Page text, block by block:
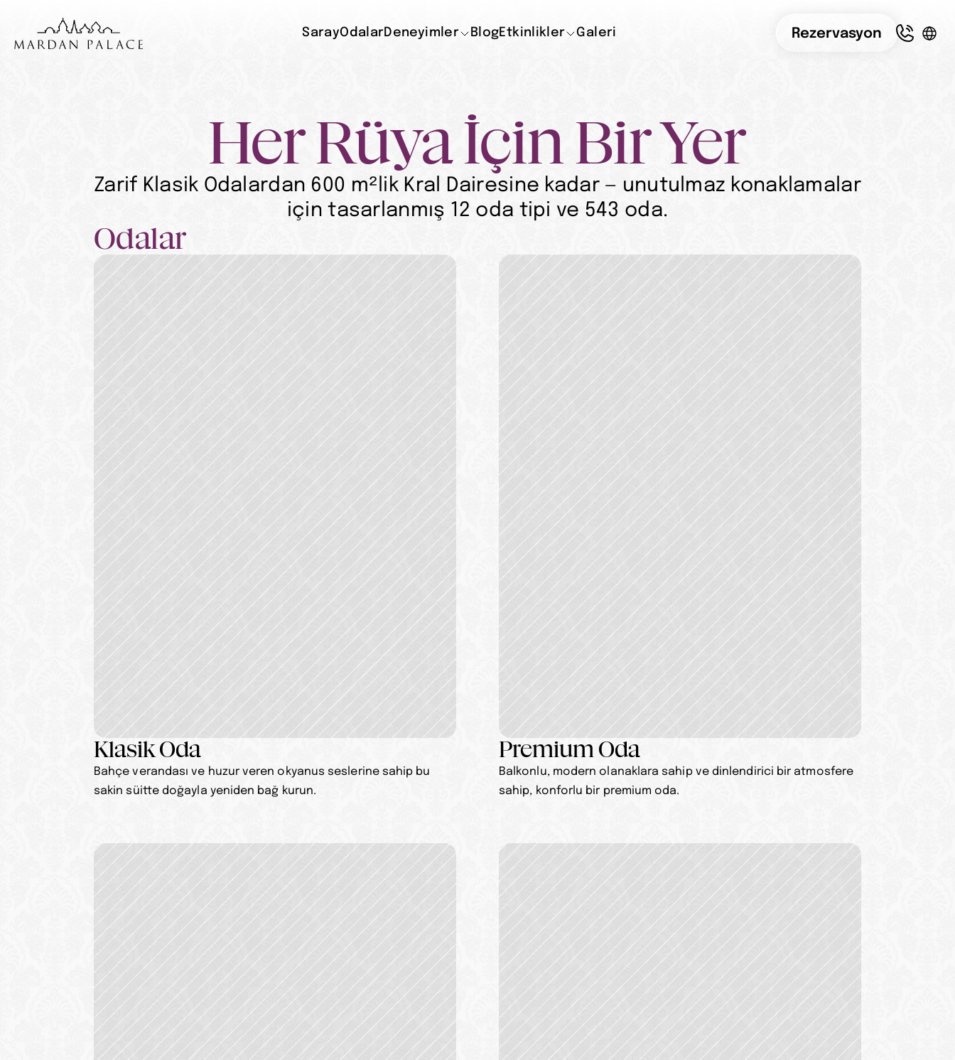
Her Rüya İçin Bir Yer
Zarif Klasik Odalardan 600 m²lik Kral Dairesine kadar — unutulmaz konaklamalar
için tasarlanmış 12 oda tipi ve 543 oda.
Odalar
Klasik Oda
Bahçe verandası ve huzur veren okyanus seslerine sahip bu
sakin süitte doğayla yeniden bağ kurun.
Premium Oda
Balkonlu, modern olanaklara sahip ve dinlendirici bir atmosfere
sahip, konforlu bir premium oda.
SarayOdalarDeneyimler BlogEtkinlikler Galeri Rezervasyon